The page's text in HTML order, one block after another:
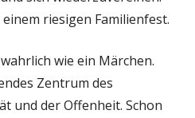
riesigen Familienfest.
wie ein Märchen.
Zentrum des
und der Offenheit. Schon